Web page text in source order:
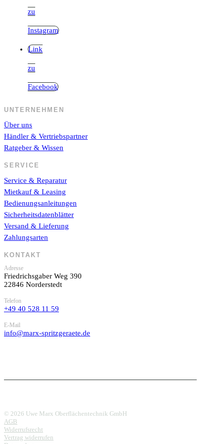
zu
Instagram
Link
zu
Facebook
UNTERNEHMEN
Über uns
Händler & Vertriebspartner
Ratgeber & Wissen
SERVICE
Service & Reparatur
Mietkauf & Leasing
Bedienungsanleitungen
Sicherheitsdatenblätter
Versand & Lieferung
Zahlungsarten
KONTAKT
Adresse
Friedrichsgaber Weg 390
22846 Norderstedt
Telefon
+49 40 528 11 59
E-Mail
info@marx-spritzgeraete.de
© 2026 Uwe Marx Oberflächentechnik GmbH
AGB
Widerrufsrecht
Vertrag widerrufen